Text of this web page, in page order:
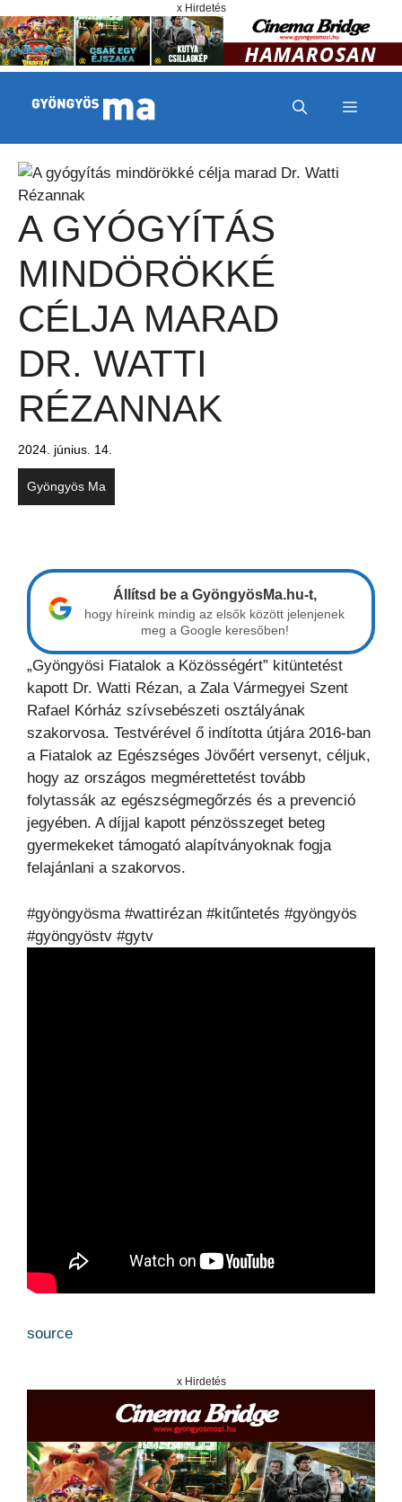
x Hirdetés
MENÜ
A GYÓGYÍTÁS
MINDÖRÖKKÉ
CÉLJA MARAD
DR. WATTI
RÉZANNAK
2024. június. 14.
Gyöngyös Ma
Állítsd be a GyöngyösMa.hu-t,
hogy híreink mindig az elsők között jelenjenek
meg a Google keresőben!
„Gyöngyösi Fiatalok a Közösségért” kitüntetést
kapott Dr. Watti Rézan, a Zala Vármegyei Szent
Rafael Kórház szívsebészeti osztályának
szakorvosa. Testvérével ő indította útjára 2016-ban
a Fiatalok az Egészséges Jövőért versenyt, céljuk,
hogy az országos megmérettetést tovább
folytassák az egészségmegőrzés és a prevenció
jegyében. A díjjal kapott pénzösszeget beteg
gyermekeket támogató alapítványoknak fogja
felajánlani a szakorvos.
#gyöngyösma #wattirézan #kitűntetés #gyöngyös
#gyöngyöstv #gytv
source
x Hirdetés